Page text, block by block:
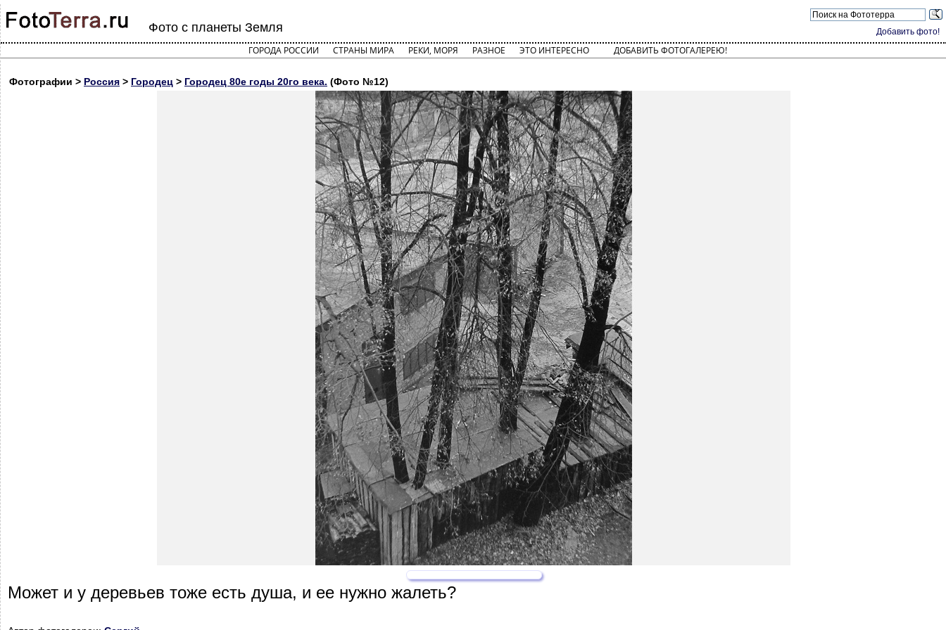
Добавить фото!
Фото с планеты Земля
ГОРОДА РОССИИ СТРАНЫ МИРА РЕКИ, МОРЯ РАЗНОЕ ЭТО ИНТЕРЕСНО ДОБАВИТЬ ФОТОГАЛЕРЕЮ!
Фотографии > Россия > Городец > Городец 80е годы 20го века. (Фото №12)
Может и у деревьев тоже есть душа, и ее нужно жалеть?